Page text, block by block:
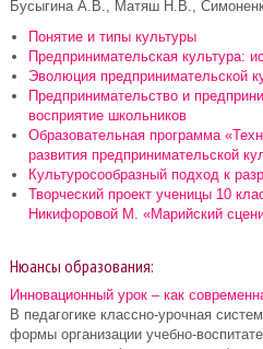
Бусыгина А.В., Матяш Н.В.,
Понятие и типы культуры
Предпринимательская культура:
Эволюция предпринимательской
Предпринимательство и
восприятие школьников
Образовательная программа
развития предпринимательской
Культуросообразный подход к
Творческий проект ученицы 10
Никифоровой М. «Марийский
Нюансы образования:
Инновационный урок – как
В педагогике классно-урочная
формы организации учебно-